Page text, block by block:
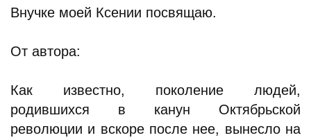
Внучке моей Ксении посвящаю.
От автора:
Как известно, поколение людей,
родившихся в канун Октябрьской
революции и вскоре после нее, вынесло на